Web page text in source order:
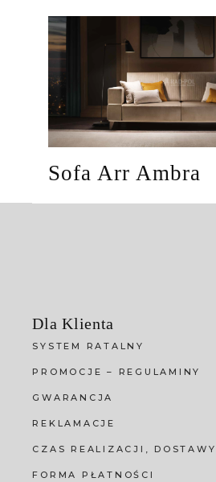
Sofa Arr Ambra
Dla Klienta
SYSTEM RATALNY
PROMOCJE – REGULAMINY
GWARANCJA
REKLAMACJE
CZAS REALIZACJI, DOSTAWY
FORMA PŁATNOŚCI